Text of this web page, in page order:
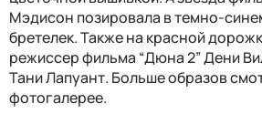
Мэдисон позировала в темно-
бретелек. Также на красной
режиссер фильма “Дюна 2” Дени
Тани Лапуант. Больше образов
фотогалерее.